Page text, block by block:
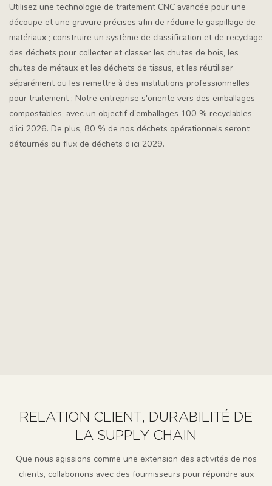
Utilisez une technologie de traitement CNC avancée pour une
découpe et une gravure précises afin de réduire le gaspillage de
matériaux ; construire un système de classification et de recyclage
des déchets pour collecter et classer les chutes de bois, les
chutes de métaux et les déchets de tissus, et les réutiliser
séparément ou les remettre à des institutions professionnelles
pour traitement ; Notre entreprise s'oriente vers des emballages
compostables, avec un objectif d'emballages 100 % recyclables
d'ici 2026. De plus, 80 % de nos déchets opérationnels seront
détournés du flux de déchets d’ici 2029.
RELATION CLIENT, DURABILITÉ DE
LA SUPPLY CHAIN
Que nous agissions comme une extension des activités de nos
clients, collaborions avec des fournisseurs pour répondre aux